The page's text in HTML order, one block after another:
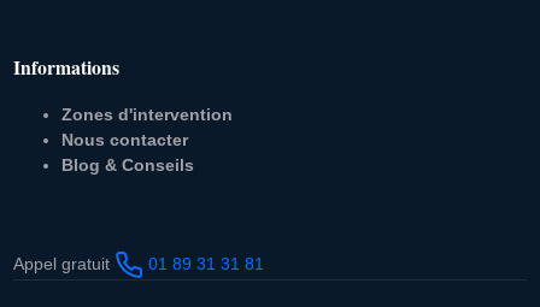
Informations
Zones d'intervention
Nous contacter
Blog & Conseils
Appel gratuit 01 89 31 31 81